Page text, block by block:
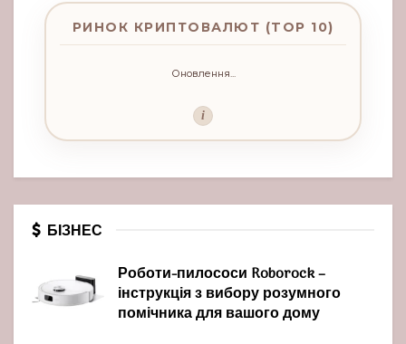
РИНОК КРИПТОВАЛЮТ (TOP 10)
Оновлення...
i
БІЗНЕС
Роботи-пилососи Roborock –
інструкція з вибору розумного
помічника для вашого дому